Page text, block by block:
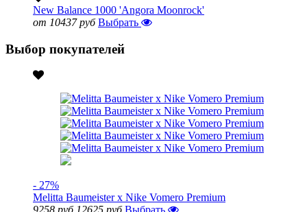
New Balance 1000 'Angora Moonrock'
от 10437 руб Выбрать
Выбор покупателей
- 27%
Melitta Baumeister x Nike Vomero Premium